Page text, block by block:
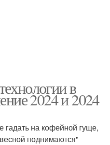
в
2024 и 2024
гадать на кофейной гуще,
поднимаются"